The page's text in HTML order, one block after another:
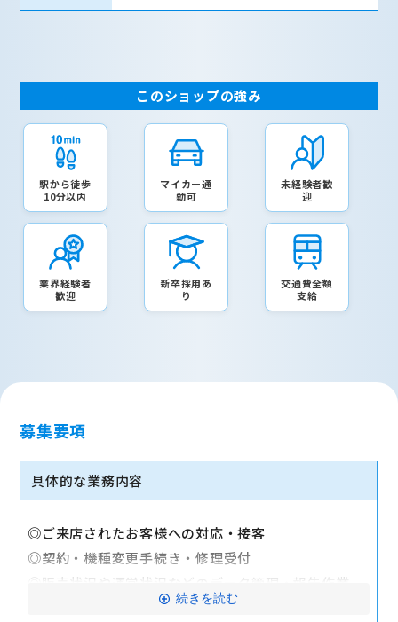
このショップの強み
駅から徒歩
10分以内
マイカー通
勤可
未経験者歓
迎
業界経験者
歓迎
新卒採用あ
り
交通費全額
支給
募集要項
具体的な業務内容
◎ご来店されたお客様への対応・接客
◎契約・機種変更手続き・修理受付
◎販売状況や運営状況などのデータ管理・報告作業
◎お電話でのお客様対応続きを読む